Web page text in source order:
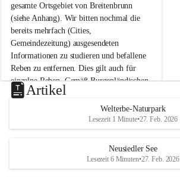
u
n
n
a
m
N
e
u
s
d
S
gesamte Ortsgebiet von Breitenbrunn
(siehe Anhang). Wir bitten nochmal die
bereits mehrfach (Cities,
Gemeindezeitung) ausgesendeten
Informationen zu studieren und befallene
Reben zu entfernen. Dies gilt auch für
einzelne Reben. Gemäß Burgenländischen
Weinbaugesetz sind nicht gepflegte oder
unzulässige Weingärten zu roden! Bitte
helfen wir zusammen um unsere Winzer
vor den prognostizierten Ernteausfällen
und den daraus folgenden wirtschaftlichen
u
e
d
r
S
Artikel
Welterbe-Naturpark
Lesezeit 1 Minute•27. Feb. 2026
Neusiedler See
Lesezeit 6 Minuten•27. Feb. 2026